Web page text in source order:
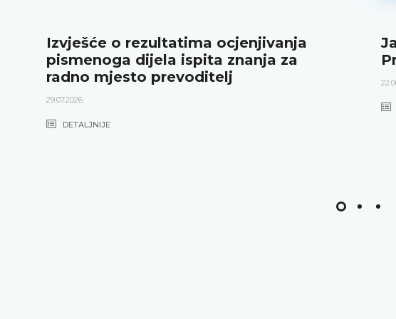
Izvješće o rezultatima ocjenjivanja
pismenoga dijela ispita znanja za
radno mjesto prevoditelj
29.07.2026.
DETALJNIJE